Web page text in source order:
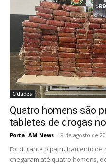
Cidades
Quatro homens são
tabletes de drogas
Portal AM News - 9 de agosto de
Foi durante o patrulhamento de
chegaram até quatro homens,